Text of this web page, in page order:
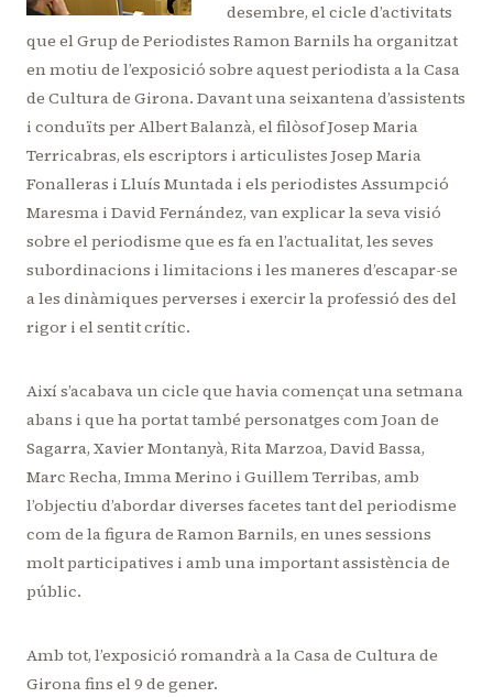
desembre, el cicle d’activitats
que el Grup de Periodistes Ramon Barnils ha organitzat
en motiu de l’exposició sobre aquest periodista a la Casa
de Cultura de Girona. Davant una seixantena d’assistents
i conduïts per Albert Balanzà, el filòsof Josep Maria
Terricabras, els escriptors i articulistes Josep Maria
Fonalleras i Lluís Muntada i els periodistes Assumpció
Maresma i David Fernández, van explicar la seva visió
sobre el periodisme que es fa en l’actualitat, les seves
subordinacions i limitacions i les maneres d’escapar-se
a les dinàmiques perverses i exercir la professió des del
rigor i el sentit crític.
Així s’acabava un cicle que havia començat una setmana
abans i que ha portat també personatges com Joan de
Sagarra, Xavier Montanyà, Rita Marzoa, David Bassa,
Marc Recha, Imma Merino i Guillem Terribas, amb
l’objectiu d’abordar diverses facetes tant del periodisme
com de la figura de Ramon Barnils, en unes sessions
molt participatives i amb una important assistència de
públic.
Amb tot, l’exposició romandrà a la Casa de Cultura de
Girona fins el 9 de gener.